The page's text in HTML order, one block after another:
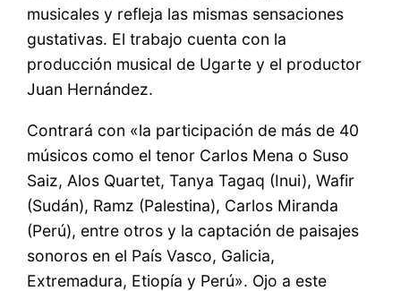
musicales y refleja las mismas sensaciones
gustativas. El trabajo cuenta con la
producción musical de Ugarte y el productor
Juan Hernández.
Contrará con «la participación de más de 40
músicos como el tenor Carlos Mena o Suso
Saiz, Alos Quartet, Tanya Tagaq (Inui), Wafir
(Sudán), Ramz (Palestina), Carlos Miranda
(Perú), entre otros y la captación de paisajes
sonoros en el País Vasco, Galicia,
Extremadura, Etiopía y Perú». Ojo a este